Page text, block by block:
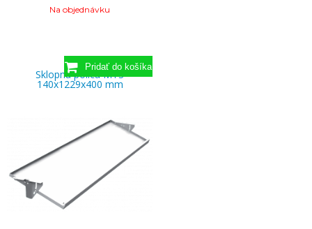
Na objednávku
Sklopná polica MTS
140x1229x400 mm